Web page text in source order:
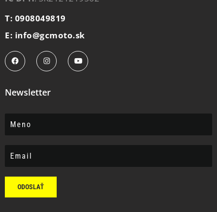
T: 0908049819
E: info@gcmoto.sk
Newsletter
ODOSLAŤ